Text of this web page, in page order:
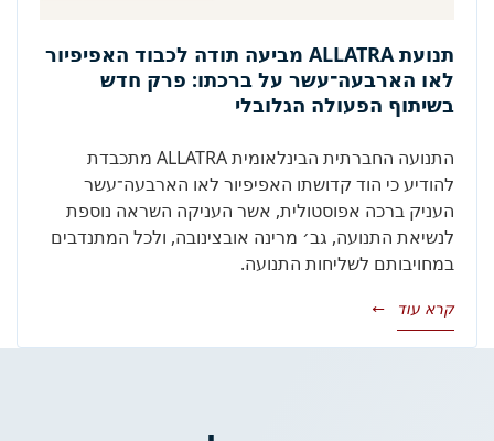
תנועת ALLATRA מביעה תודה לכבוד האפיפיור
לאו הארבעה־עשר על ברכתו: פרק חדש
בשיתוף הפעולה הגלובלי
התנועה החברתית הבינלאומית ALLATRA מתכבדת
להודיע כי הוד קדושתו האפיפיור לאו הארבעה־עשר
העניק ברכה אפוסטולית, אשר העניקה השראה נוספת
לנשיאת התנועה, גב׳ מרינה אובצינובה, ולכל המתנדבים
במחויבותם לשליחות התנועה.
קרא עוד →